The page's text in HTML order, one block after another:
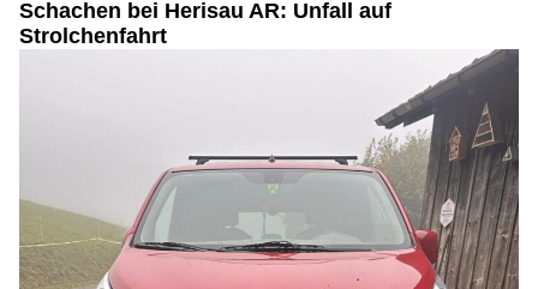
Schachen bei Herisau AR: Unfall auf
Strolchenfahrt